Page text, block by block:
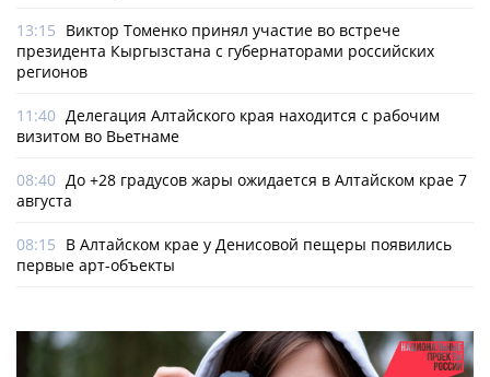
13:15 Виктор Томенко принял участие во встрече
президента Кыргызстана с губернаторами российских
регионов
11:40 Делегация Алтайского края находится с рабочим
визитом во Вьетнаме
08:40 До +28 градусов жары ожидается в Алтайском крае 7
августа
08:15 В Алтайском крае у Денисовой пещеры появились
первые арт-объекты